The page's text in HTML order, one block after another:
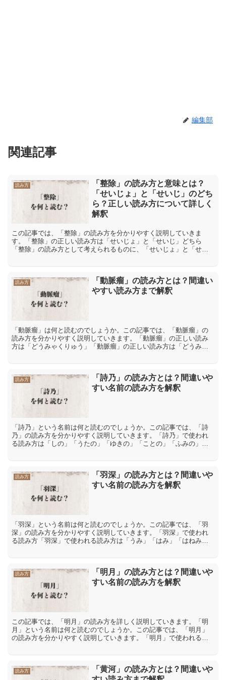
編集部
関連記事
読み方
「整除」の読み方と意味とは？
「せいじょ」と「せいじ」のどち
ら？正しい読み方について詳しく
解釈
この記事では、「整除」の読み方を分かりやすく説明していきま
す。「整除」の正しい読み方は「せいじょ」と「せいじ」どちら
「整除」の読み方として考えられるものに、「せいじょ」と「せい
読み方
「動脈瘤」の読み方とは？間違い
やすい読み方まで解釈
「動脈瘤」は何と読むのでしょうか。この記事では、「動脈瘤」の
読み方を分かりやすく説明していきます。「動脈瘤」の正しい読み
方は「どうみゃくりゅう」「動脈瘤」の正しい読み方は「どうみゃ
読み方
「詩乃」の読み方とは？間違いや
すい名前の読み方を解釈
「詩乃」という名前は何と読むのでしょうか。この記事では、「詩
乃」の読み方を分かりやすく説明していきます。「詩乃」で使われ
る読み方は「しの」「うたの」「ゆきの」「ことの」「ふみの」
読み方
「羽深」の読み方とは？間違いや
すい名前の読み方を解釈
「羽深」という名前は何と読むのでしょうか。この記事では、「羽
深」の読み方を分かりやすく説明していきます。「羽深」で使われ
る読み方「羽深」で使われる読み方は「うみ」「はみ」「はねみ」
読み方
「明月」の読み方とは？間違いや
すい名前の読み方を解釈
この記事では、「明月」の読み方を詳しく説明していきます。「明
月」という名前は何と読むのでしょうか。この記事では、「明月」
の読み方を分かりやすく説明していきます。「明月」で使われる読
読み方
「黄河」の読み方とは？間違いや